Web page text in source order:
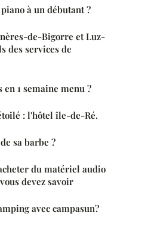
à un débutant ?
de-Bigorre et Luz-
des services de
1 semaine menu ?
: l'hôtel île-de-Ré.
sa barbe ?
du matériel audio
devez savoir
avec campasun?